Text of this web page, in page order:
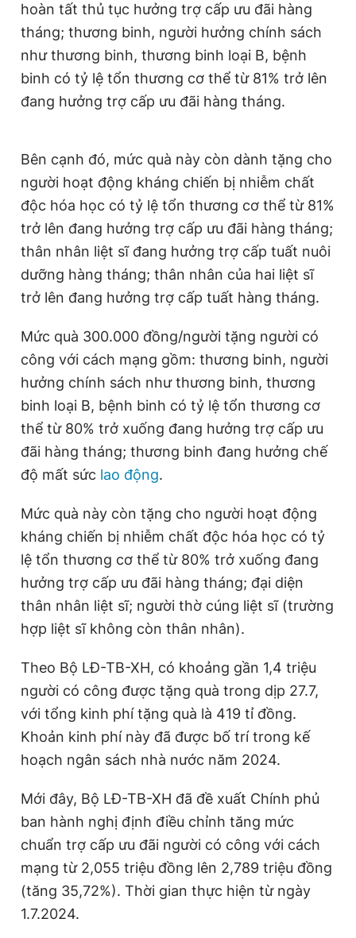
Giấy phép xuất bản số 110/GP - BTTTT cấp ngày 24.3.2020
© 2003-2026 Bản quyền thuộc về Báo Thanh Niên. Cấm sao
chép dưới mọi hình thức nếu không có sự chấp thuận bằng văn
bản. Phát triển bởi ePi Technologies, JSC.
hoàn tất thủ tục hưởng trợ cấp ưu đãi hàng
tháng; thương binh, người hưởng chính sách
như thương binh, thương binh loại B, bệnh
binh có tỷ lệ tổn thương cơ thể từ 81% trở lên
đang hưởng trợ cấp ưu đãi hàng tháng.
Bên cạnh đó, mức quà này còn dành tặng cho
người hoạt động kháng chiến bị nhiễm chất
độc hóa học có tỷ lệ tổn thương cơ thể từ 81%
trở lên đang hưởng trợ cấp ưu đãi hàng tháng;
thân nhân liệt sĩ đang hưởng trợ cấp tuất nuôi
dưỡng hàng tháng; thân nhân của hai liệt sĩ
trở lên đang hưởng trợ cấp tuất hàng tháng.
Mức quà 300.000 đồng/người tặng người có
công với cách mạng gồm: thương binh, người
hưởng chính sách như thương binh, thương
binh loại B, bệnh binh có tỷ lệ tổn thương cơ
thể từ 80% trở xuống đang hưởng trợ cấp ưu
đãi hàng tháng; thương binh đang hưởng chế
độ mất sức lao động.
Mức quà này còn tặng cho người hoạt động
kháng chiến bị nhiễm chất độc hóa học có tỷ
lệ tổn thương cơ thể từ 80% trở xuống đang
hưởng trợ cấp ưu đãi hàng tháng; đại diện
thân nhân liệt sĩ; người thờ cúng liệt sĩ (trường
hợp liệt sĩ không còn thân nhân).
Theo Bộ LĐ-TB-XH, có khoảng gần 1,4 triệu
người có công được tặng quà trong dịp 27.7,
với tổng kinh phí tặng quà là 419 tỉ đồng.
Khoản kinh phí này đã được bố trí trong kế
hoạch ngân sách nhà nước năm 2024.
Mới đây, Bộ LĐ-TB-XH đã đề xuất Chính phủ
ban hành nghị định điều chỉnh tăng mức
chuẩn trợ cấp ưu đãi người có công với cách
mạng từ 2,055 triệu đồng lên 2,789 triệu đồng
(tăng 35,72%). Thời gian thực hiện từ ngày
1.7.2024.